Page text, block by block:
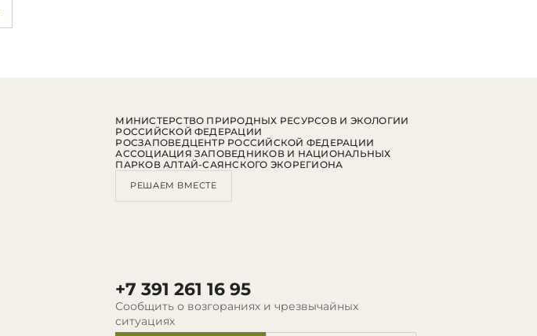
+7 391 261 16 95
Сообщить о возгораниях и чрезвычайных
ситуациях
МИНИСТЕРСТВО ПРИРОДНЫХ РЕСУРСОВ И ЭКОЛОГИИ
РОССИЙСКОЙ ФЕДЕРАЦИИ
РОСЗАПОВЕДЦЕНТР РОССИЙСКОЙ ФЕДЕРАЦИИ
АССОЦИАЦИЯ ЗАПОВЕДНИКОВ И НАЦИОНАЛЬНЫХ
ПАРКОВ АЛТАЙ-САЯНСКОГО ЭКОРЕГИОНА
РЕШАЕМ ВМЕСТЕ